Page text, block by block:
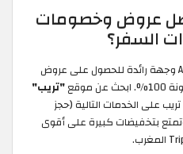
عروض وخصومات
يعتبر موقع الكوبون Alcoupon.com وجهة رائدة للحصول على عروض
"تريب"
على الخدمات التالية (حجز
بتخفيضات كبيرة على أقوى